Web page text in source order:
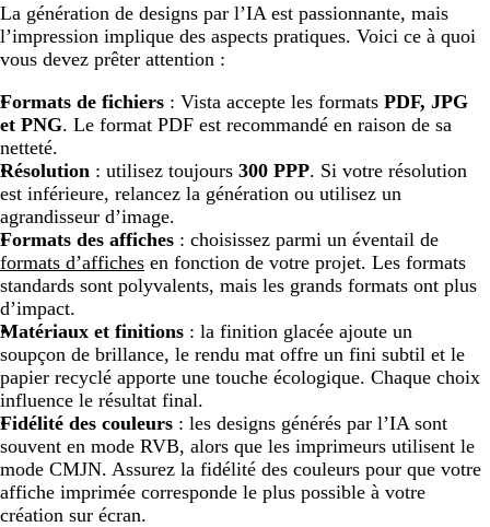
La génération de designs par l’IA est passionnante, mais
l’impression implique des aspects pratiques. Voici ce à quoi
vous devez prêter attention :
Formats de fichiers : Vista accepte les formats PDF, JPG
et PNG. Le format PDF est recommandé en raison de sa
netteté.
Résolution : utilisez toujours 300 PPP. Si votre résolution
est inférieure, relancez la génération ou utilisez un
agrandisseur d’image.
Formats des affiches : choisissez parmi un éventail de
formats d’affiches en fonction de votre projet. Les formats
standards sont polyvalents, mais les grands formats ont plus
d’impact.
Matériaux et finitions : la finition glacée ajoute un
soupçon de brillance, le rendu mat offre un fini subtil et le
papier recyclé apporte une touche écologique. Chaque choix
influence le résultat final.
Fidélité des couleurs : les designs générés par l’IA sont
souvent en mode RVB, alors que les imprimeurs utilisent le
mode CMJN. Assurez la fidélité des couleurs pour que votre
affiche imprimée corresponde le plus possible à votre
création sur écran.